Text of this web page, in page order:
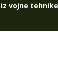
vojne tehnike